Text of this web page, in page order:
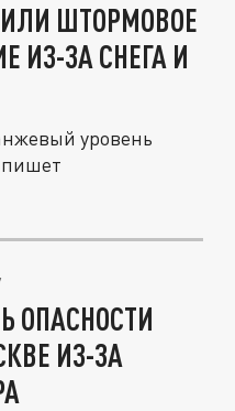
ШТОРМОВОЕ
ИЗ-ЗА СНЕГА И
уровень
пишет
ОПАСНОСТИ
ИЗ-ЗА